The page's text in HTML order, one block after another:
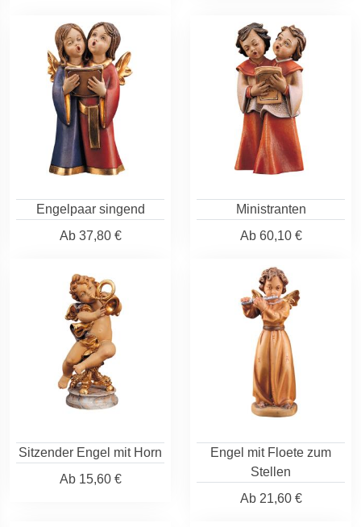
Engelpaar singend
Ab37,80 €
Ministranten
Ab60,10 €
Sitzender Engel mit Horn
Ab15,60 €
Engel mit Floete zum
Stellen
Ab21,60 €